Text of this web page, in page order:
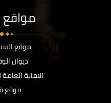
موقع
ديوان
الامانة
موقع